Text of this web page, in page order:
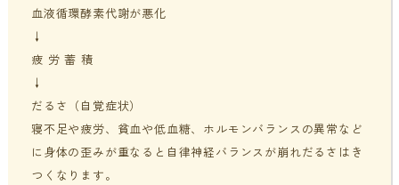
血液循環酵素代謝が悪化
↓
疲 労 蓄 積
↓
だるさ（自覚症状）
寝不足や疲労、貧血や低血糖、ホルモンバランスの異常など
に身体の歪みが重なると自律神経バランスが崩れだるさはき
つくなります。